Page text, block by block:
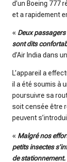
d’un Boeing 777
et a rapidement
« Deux passagers
sont dits
d’Air India dans
L’appareil a
il a été soumis à
poursuivre sa
soit censée être
peuvent
« Malgré nos
petits insectes
de